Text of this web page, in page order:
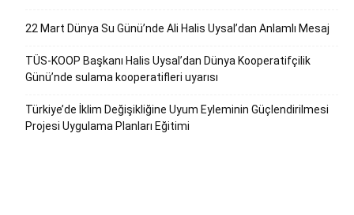
22 Mart Dünya Su Günü’nde Ali Halis Uysal’dan Anlamlı Mesaj
TÜS-KOOP Başkanı Halis Uysal’dan Dünya Kooperatifçilik
Günü’nde sulama kooperatifleri uyarısı
Türkiye’de İklim Değişikliğine Uyum Eyleminin Güçlendirilmesi
Projesi Uygulama Planları Eğitimi